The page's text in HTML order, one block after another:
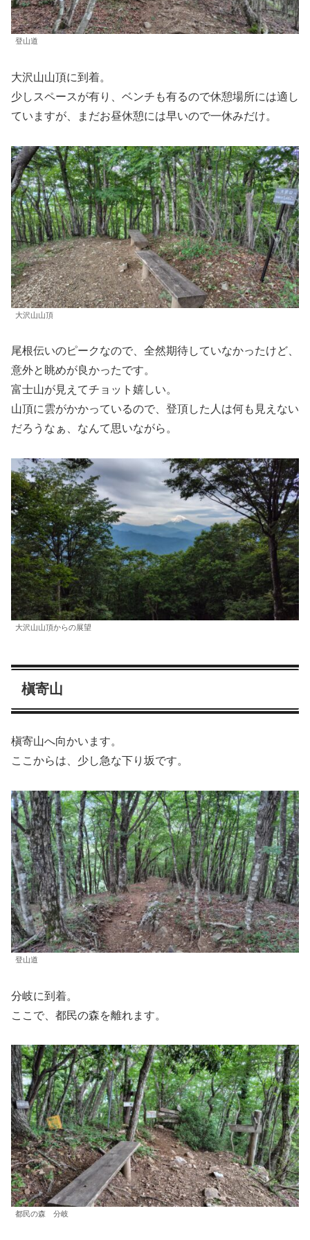
登山道
大沢山山頂に到着。
少しスペースが有り、ベンチも有るので休憩場所には適し
ていますが、まだお昼休憩には早いので一休みだけ。
大沢山山頂
尾根伝いのピークなので、全然期待していなかったけど、
意外と眺めが良かったです。
富士山が見えてチョット嬉しい。
山頂に雲がかかっているので、登頂した人は何も見えない
だろうなぁ、なんて思いながら。
大沢山山頂からの展望
槇寄山
槇寄山へ向かいます。
ここからは、少し急な下り坂です。
登山道
分岐に到着。
ここで、都民の森を離れます。
都民の森 分岐